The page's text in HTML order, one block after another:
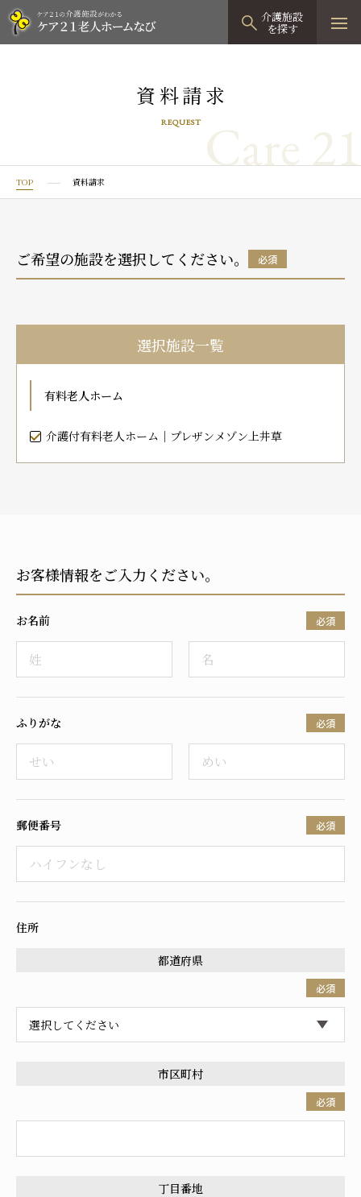
介護施設
を探す
見学予約
有料老人ホームTOP
プレザングラン
プレザンメゾン
有料老人ホームとは
グループホーム
たのしい家
認知症対応型グループホームとは
認知症のおはなし
小規模多機能型居宅介護TOP
たのしい家
小規模多機能型居宅介護とは
0120-944
お問い合わせフォーム
ご入居までの流れ
介護保険の仕組み
FAQ
運営会社
プライバシーポリシー
採用情報
資料請求
REQUEST Care 21
TOP 資料請求
ご希望の施設を選択してください。 必須
選択施設一覧
有料老人ホーム
介護付有料老人ホーム｜プレザンメゾン上井草
お客様情報をご入力ください。
お名前 必須
ふりがな 必須
郵便番号 必須
住所
都道府県
必須
市区町村
必須
丁目番地